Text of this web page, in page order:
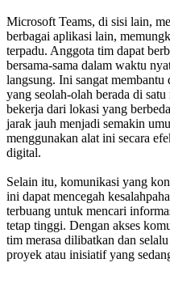
Microsoft Teams, di sisi lain,
berbagai aplikasi lain,
terpadu. Anggota tim dapat
bersama-sama dalam waktu
langsung. Ini sangat
yang seolah-olah berada di
bekerja dari lokasi yang
jarak jauh menjadi semakin
menggunakan alat ini secara
digital.
Selain itu, komunikasi yang
ini dapat mencegah
terbuang untuk mencari
tetap tinggi. Dengan akses
tim merasa dilibatkan dan
proyek atau inisiatif yang